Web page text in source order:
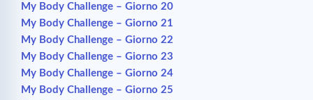
My Body Challenge – Giorno 20
My Body Challenge – Giorno 21
My Body Challenge – Giorno 22
My Body Challenge – Giorno 23
My Body Challenge – Giorno 24
My Body Challenge – Giorno 25